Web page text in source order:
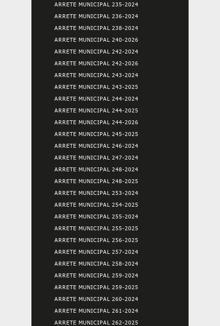
ARRETE MUNICIPAL 235-2024
ARRETE MUNICIPAL 236-2024
ARRETE MUNICIPAL 238-2024
ARRETE MUNICIPAL 240-2026
ARRETE MUNICIPAL 242-2024
ARRETE MUNICIPAL 242-2026
ARRETE MUNICIPAL 243-2024
ARRETE MUNICIPAL 243-2025
ARRETE MUNICIPAL 244-2024
ARRETE MUNICIPAL 244-2025
ARRETE MUNICIPAL 244-2026
ARRETE MUNICIPAL 245-2025
ARRETE MUNICIPAL 246-2024
ARRETE MUNICIPAL 247-2024
ARRETE MUNICIPAL 248-2024
ARRETE MUNICIPAL 248-2025
ARRETE MUNICIPAL 253-2024
ARRETE MUNICIPAL 254-2025
ARRETE MUNICIPAL 255-2024
ARRETE MUNICIPAL 255-2025
ARRETE MUNICIPAL 256-2025
ARRETE MUNICIPAL 257-2024
ARRETE MUNICIPAL 258-2024
ARRETE MUNICIPAL 259-2024
ARRETE MUNICIPAL 259-2025
ARRETE MUNICIPAL 260-2024
ARRETE MUNICIPAL 261-2024
ARRETE MUNICIPAL 262-2025